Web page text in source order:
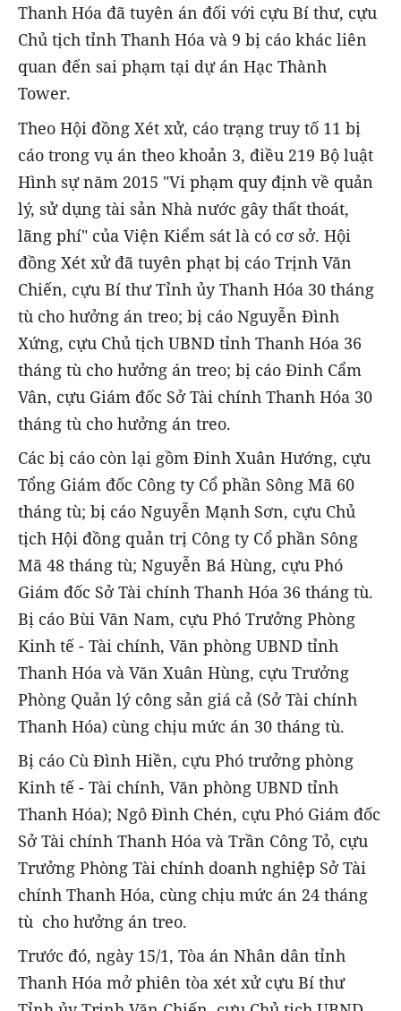
Thanh Hóa đã tuyên án đối với cựu Bí thư, cựu
Chủ tịch tỉnh Thanh Hóa và 9 bị cáo khác liên
quan đến sai phạm tại dự án Hạc Thành
Tower.
Theo Hội đồng Xét xử, cáo trạng truy tố 11 bị
cáo trong vụ án theo khoản 3, điều 219 Bộ luật
Hình sự năm 2015 "Vi phạm quy định về quản
lý, sử dụng tài sản Nhà nước gây thất thoát,
lãng phí" của Viện Kiểm sát là có cơ sở. Hội
đồng Xét xử đã tuyên phạt bị cáo Trịnh Văn
Chiến, cựu Bí thư Tỉnh ủy Thanh Hóa 30 tháng
tù cho hưởng án treo; bị cáo Nguyễn Đình
Xứng, cựu Chủ tịch UBND tỉnh Thanh Hóa 36
tháng tù cho hưởng án treo; bị cáo Đinh Cẩm
Vân, cựu Giám đốc Sở Tài chính Thanh Hóa 30
tháng tù cho hưởng án treo.
Các bị cáo còn lại gồm Đinh Xuân Hướng, cựu
Tổng Giám đốc Công ty Cổ phần Sông Mã 60
tháng tù; bị cáo Nguyễn Mạnh Sơn, cựu Chủ
tịch Hội đồng quản trị Công ty Cổ phần Sông
Mã 48 tháng tù; Nguyễn Bá Hùng, cựu Phó
Giám đốc Sở Tài chính Thanh Hóa 36 tháng tù.
Bị cáo Bùi Văn Nam, cựu Phó Trưởng Phòng
Kinh tế - Tài chính, Văn phòng UBND tỉnh
Thanh Hóa và Văn Xuân Hùng, cựu Trưởng
Phòng Quản lý công sản giá cả (Sở Tài chính
Thanh Hóa) cùng chịu mức án 30 tháng tù.
Bị cáo Cù Đình Hiền, cựu Phó trưởng phòng
Kinh tế - Tài chính, Văn phòng UBND tỉnh
Thanh Hóa); Ngô Đình Chén, cựu Phó Giám đốc
Sở Tài chính Thanh Hóa và Trần Công Tỏ, cựu
Trưởng Phòng Tài chính doanh nghiệp Sở Tài
chính Thanh Hóa, cùng chịu mức án 24 tháng
tù cho hưởng án treo.
Trước đó, ngày 15/1, Tòa án Nhân dân tỉnh
Thanh Hóa mở phiên tòa xét xử cựu Bí thư